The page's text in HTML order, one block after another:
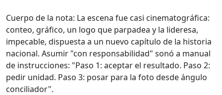
Cuerpo de la nota: La escena fue casi cinematográfica:
conteo, gráfico, un logo que parpadea y la lideresa,
impecable, dispuesta a un nuevo capítulo de la historia
nacional. Asumir "con responsabilidad" sonó a manual
de instrucciones: "Paso 1: aceptar el resultado. Paso 2:
pedir unidad. Paso 3: posar para la foto desde ángulo
conciliador".